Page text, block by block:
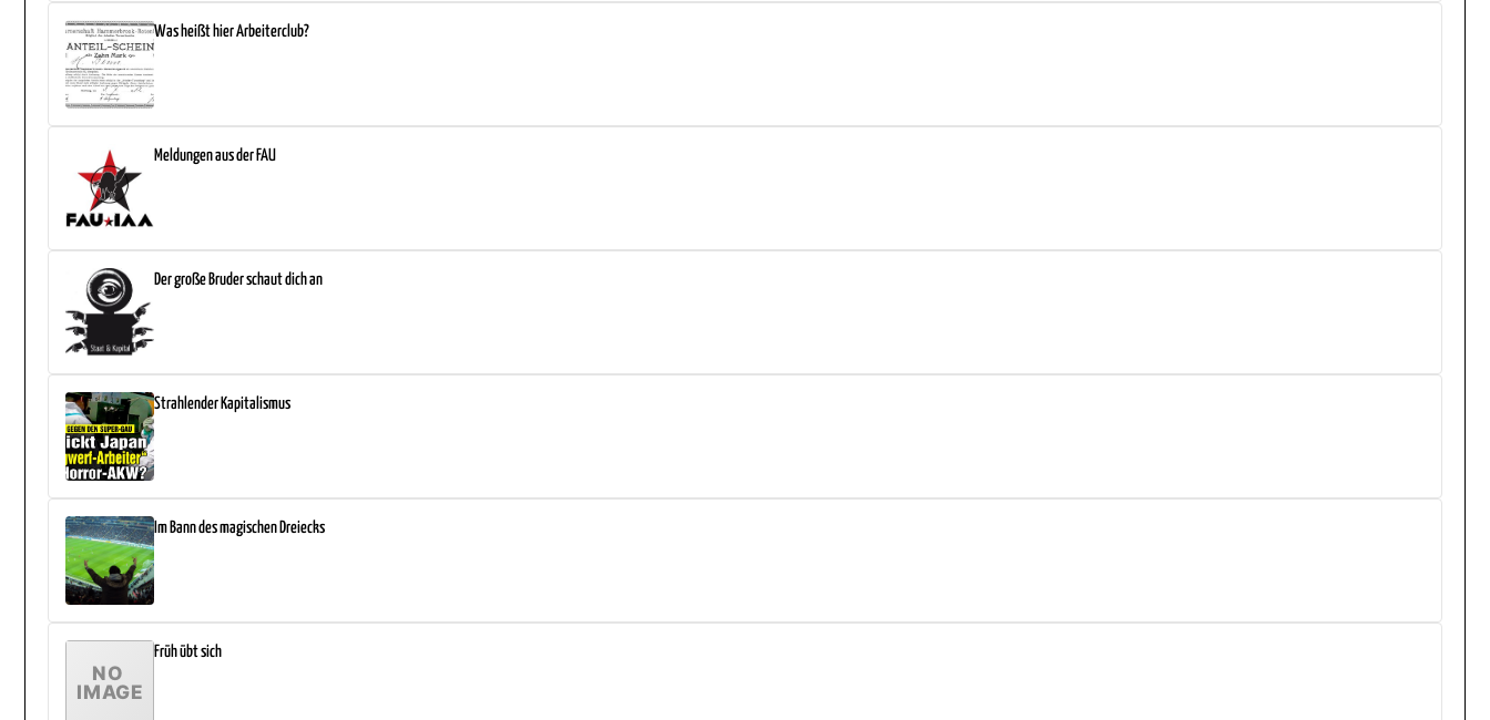
Was heißt hier Arbeiterclub?
Meldungen aus der FAU
Der große Bruder schaut dich an
Strahlender Kapitalismus
Im Bann des magischen Dreiecks
Früh übt sich